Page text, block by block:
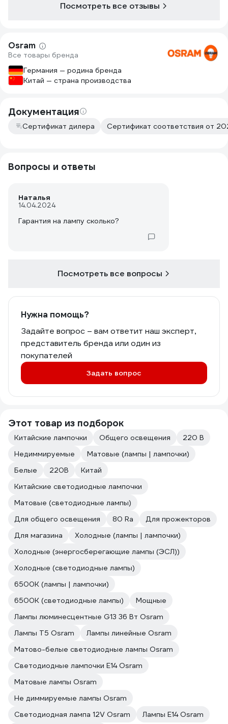
Посмотреть все отзывы
Osram
Все товары бренда
Германия — родина бренда
Китай — страна производства
Документация
Сертификат дилера Сертификат соответствия от
Вопросы и ответы
Наталья
14.04.2024
Гарантия на лампу сколько?
Посмотреть все вопросы
Нужна помощь?
Задайте вопрос – вам ответит наш эксперт,
представитель бренда или один из
покупателей
Задать вопрос
Этот товар из подборок
Китайские лампочки Общего освещения
220 В
Недиммируемые
Матовые (лампы | лампочки)
Белые
220В
Китай
Китайские светодиодные лампочки
Матовые (светодиодные лампы)
Для общего освещения
80 Ra
Для прожекторов
Для магазина
Холодные (лампы | лампочки)
Холодные (энергосберегающие лампы (ЭСЛ))
Холодные (светодиодные лампы)
6500К (лампы | лампочки)
6500К (светодиодные лампы)
Мощные
Лампы люминесцентные G13 36 Вт Osram
Лампы T5 Osram
Лампы линейные Osram
Матово-белые светодиодные лампы Osram
Светодиодные лампочки E14 Osram
Матовые лампы Osram
Не диммируемые лампы Osram
Светодиодная лампа 12V Osram
Лампы E14 Osram